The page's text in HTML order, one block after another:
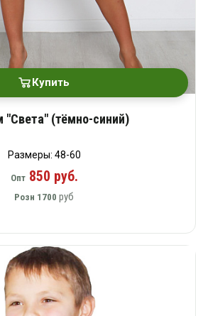
Купить
"Света" (тёмно-синий)
Размеры: 48-60
Опт850 руб.
Розн 1700 руб